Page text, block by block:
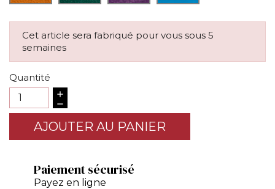
Cet article sera fabriqué pour vous sous 5
semaines
Quantité
AJOUTER AU PANIER
Paiement sécurisé
Payez en ligne